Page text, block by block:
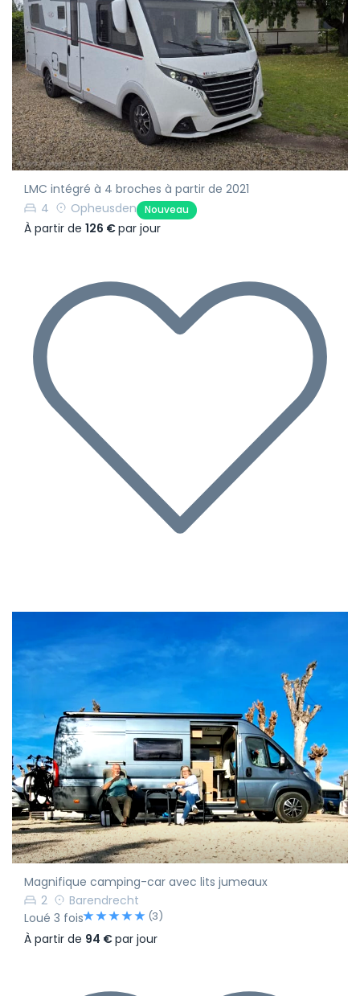
LMC intégré à 4 broches à partir de 2021
4
Opheusden Nouveau
À partir de 126 €par jour
Magnifique camping-car avec lits jumeaux
2
Barendrecht
Loué 3 fois
(3)
À partir de 94 €par jour